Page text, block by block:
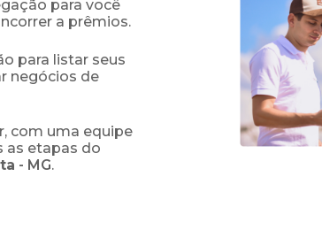
para você
a prêmios.
para listar seus
negócios de
com uma equipe
as etapas do
- MG.